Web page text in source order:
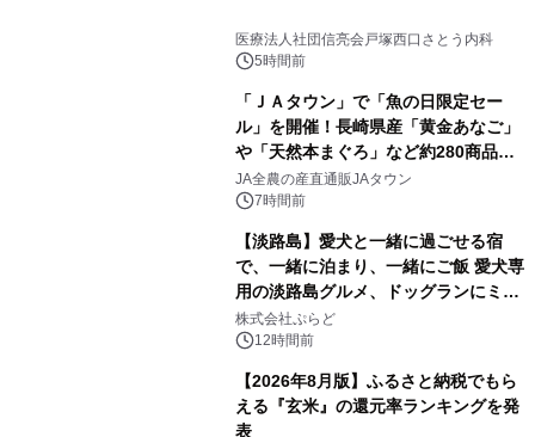
医療法人社団信亮会戸塚西口さとう内科
5時間前
「ＪＡタウン」で「魚の日限定セー
ル」を開催！長崎県産「黄金あなご」
や「天然本まぐろ」など約280商品を
販売！～毎月１０日の定例企画～
JA全農の産直通販JAタウン
7時間前
【淡路島】愛犬と一緒に過ごせる宿
で、一緒に泊まり、一緒にご飯 愛犬専
用の淡路島グルメ、ドッグランにミニ
プール グランピングとトレーラーハウ
スの2施設で
株式会社ぷらど
12時間前
【2026年8月版】ふるさと納税でもら
える『玄米』の還元率ランキングを発
表